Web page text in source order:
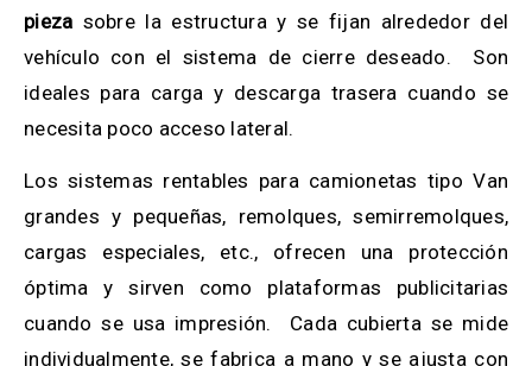
pieza sobre la estructura y se fijan alrededor del
vehículo con el sistema de cierre deseado. Son
ideales para carga y descarga trasera cuando se
necesita poco acceso lateral.
Los sistemas rentables para camionetas tipo Van
grandes y pequeñas, remolques, semirremolques,
cargas especiales, etc., ofrecen una protección
óptima y sirven como plataformas publicitarias
cuando se usa impresión. Cada cubierta se mide
individualmente, se fabrica a mano y se ajusta con